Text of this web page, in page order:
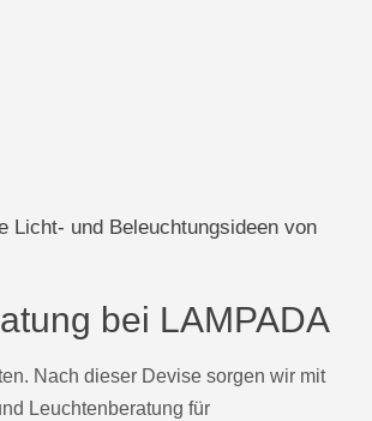
Licht- und Beleuchtungsideen von
bei LAMPADA
Nach dieser Devise sorgen wir mit
Leuchtenberatung für